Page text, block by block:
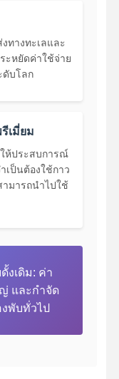
ทางทะเลและ
ะหยัดค่าใช้จ่าย
ดับโลก
เมี่ยม
ห้ประสบการณ์
เป็นต้องใช้กาว
มารถนําไปใช้
งเดิม: ค่า
และกําจัด
พับทั่วไป